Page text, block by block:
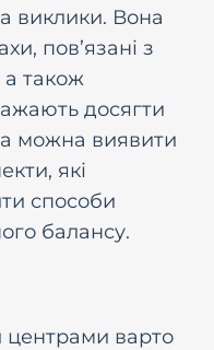
виклики. Вона
пов’язані з
а також
досягти
можна виявити
які
способи
балансу.
центрами варто